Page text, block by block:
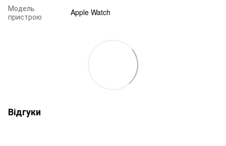
Модель
пристрою
Apple Watch
Відгуки